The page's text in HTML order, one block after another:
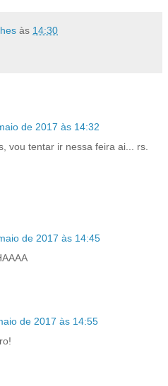
às 14:30
de 2017 às 14:32
vou tentar ir nessa feira ai... rs.
de 2017 às 14:45
de 2017 às 14:55